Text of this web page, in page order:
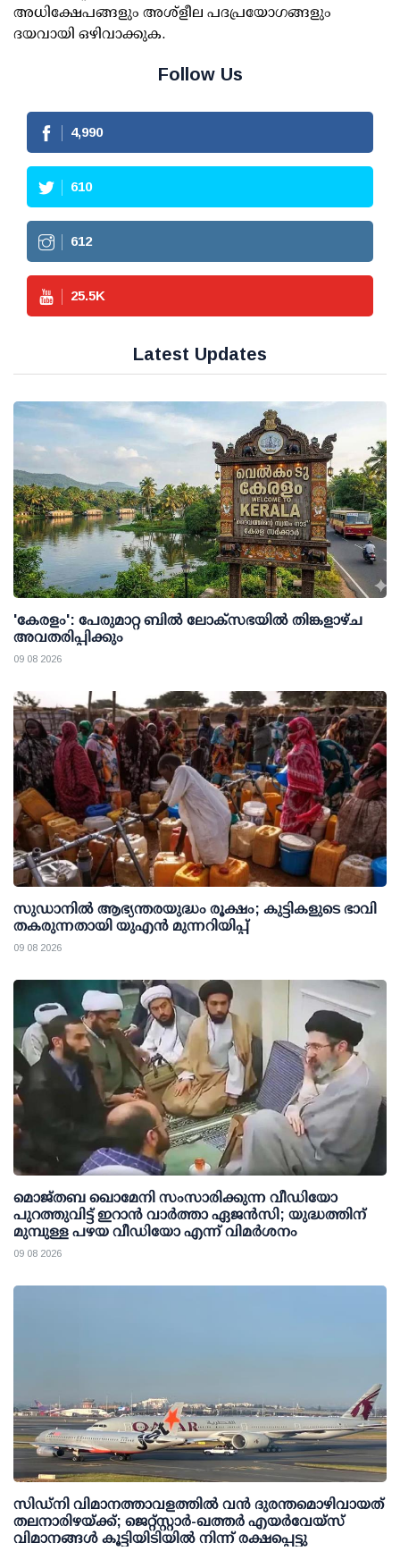
അധിക്ഷേപങ്ങളും അശ്‌ളീല പദപ്രയോഗങ്ങളും
ദയവായി ഒഴിവാക്കുക.
Follow Us
4,990
610
612
25.5K
Latest Updates
'കേരളം': പേരുമാറ്റ ബില്‍ ലോക്സഭയില്‍ തിങ്കളാഴ്ച
അവതരിപ്പിക്കും
09 08 2026
സുഡാനിൽ ആഭ്യന്തരയുദ്ധം രൂക്ഷം; കുട്ടികളുടെ ഭാവി
തകരുന്നതായി യുഎൻ മുന്നറിയിപ്പ്
09 08 2026
മൊജ്തബ ഖൊമേനി സംസാരിക്കുന്ന വീഡിയോ
പുറത്തുവിട്ട് ഇറാന്‍ വാര്‍ത്താ ഏജന്‍സി; യുദ്ധത്തിന്
മുമ്പുള്ള പഴയ വീഡിയോ എന്ന് വിമര്‍ശനം
09 08 2026
സിഡ്‌നി വിമാനത്താവളത്തിൽ വൻ ദുരന്തമൊഴിവായത്
തലനാരിഴയ്ക്ക്; ജെറ്റ്‌സ്റ്റാർ-ഖത്തർ എയർവേയ്‌സ്
വിമാനങ്ങൾ കൂട്ടിയിടിയിൽ നിന്ന് രക്ഷപ്പെട്ടു